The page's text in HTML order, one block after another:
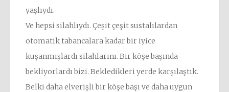
yaşlıydı.
Ve hepsi silahlıydı. Çeşit çeşit sustalılardan
otomatik tabancalara kadar bir iyice
kuşanmışlardı silahlarını. Bir köşe başında
bekliyorlardı bizi. Bekledikleri yerde karşılaştık.
Belki daha elverişli bir köşe başı ve daha uygun